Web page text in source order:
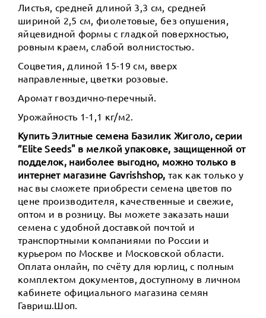
Листья, средней длиной 3,3 см, средней
шириной 2,5 см, фиолетовые, без опушения,
яйцевидной формы с гладкой поверхностью,
ровным краем, слабой волнистостью.
Соцветия, длиной 15-19 см, вверх
направленные, цветки розовые.
Аромат гвоздично-перечный.
Урожайность 1-1,1 кг/м2.
Купить Элитные семена Базилик Жиголо, серии
”Elite Seeds" в мелкой упаковке, защищенной от
подделок, наиболее выгодно, можно только в
интернет магазине Gavrishshop, так как только у
нас вы сможете приобрести семена цветов по
цене производителя, качественные и свежие,
оптом и в розницу. Вы можете заказать наши
семена с удобной доставкой почтой и
транспортными компаниями по России и
курьером по Москве и Московской области.
Оплата онлайн, по счёту для юрлиц, с полным
комплектом документов, доступному в личном
кабинете официального магазина семян
Гавриш.Шоп.